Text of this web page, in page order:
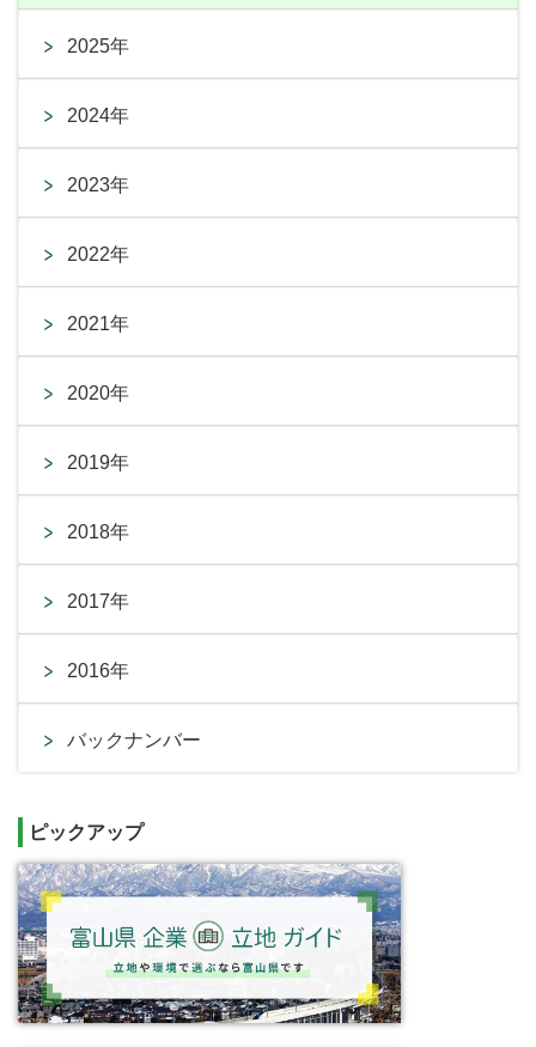
2025年
2024年
2023年
2022年
2021年
2020年
2019年
2018年
2017年
2016年
バックナンバー
ピックアップ